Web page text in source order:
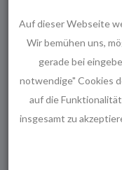
Auf dieser Webseite
Wir bemühen uns,
gerade bei
notwendige" Cookies
auf die
insgesamt zu